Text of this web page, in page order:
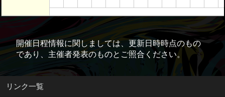
開催日程情報に関しましては、更新日時時点のもの
であり、主催者発表のものとご照合ください。
リンク一覧